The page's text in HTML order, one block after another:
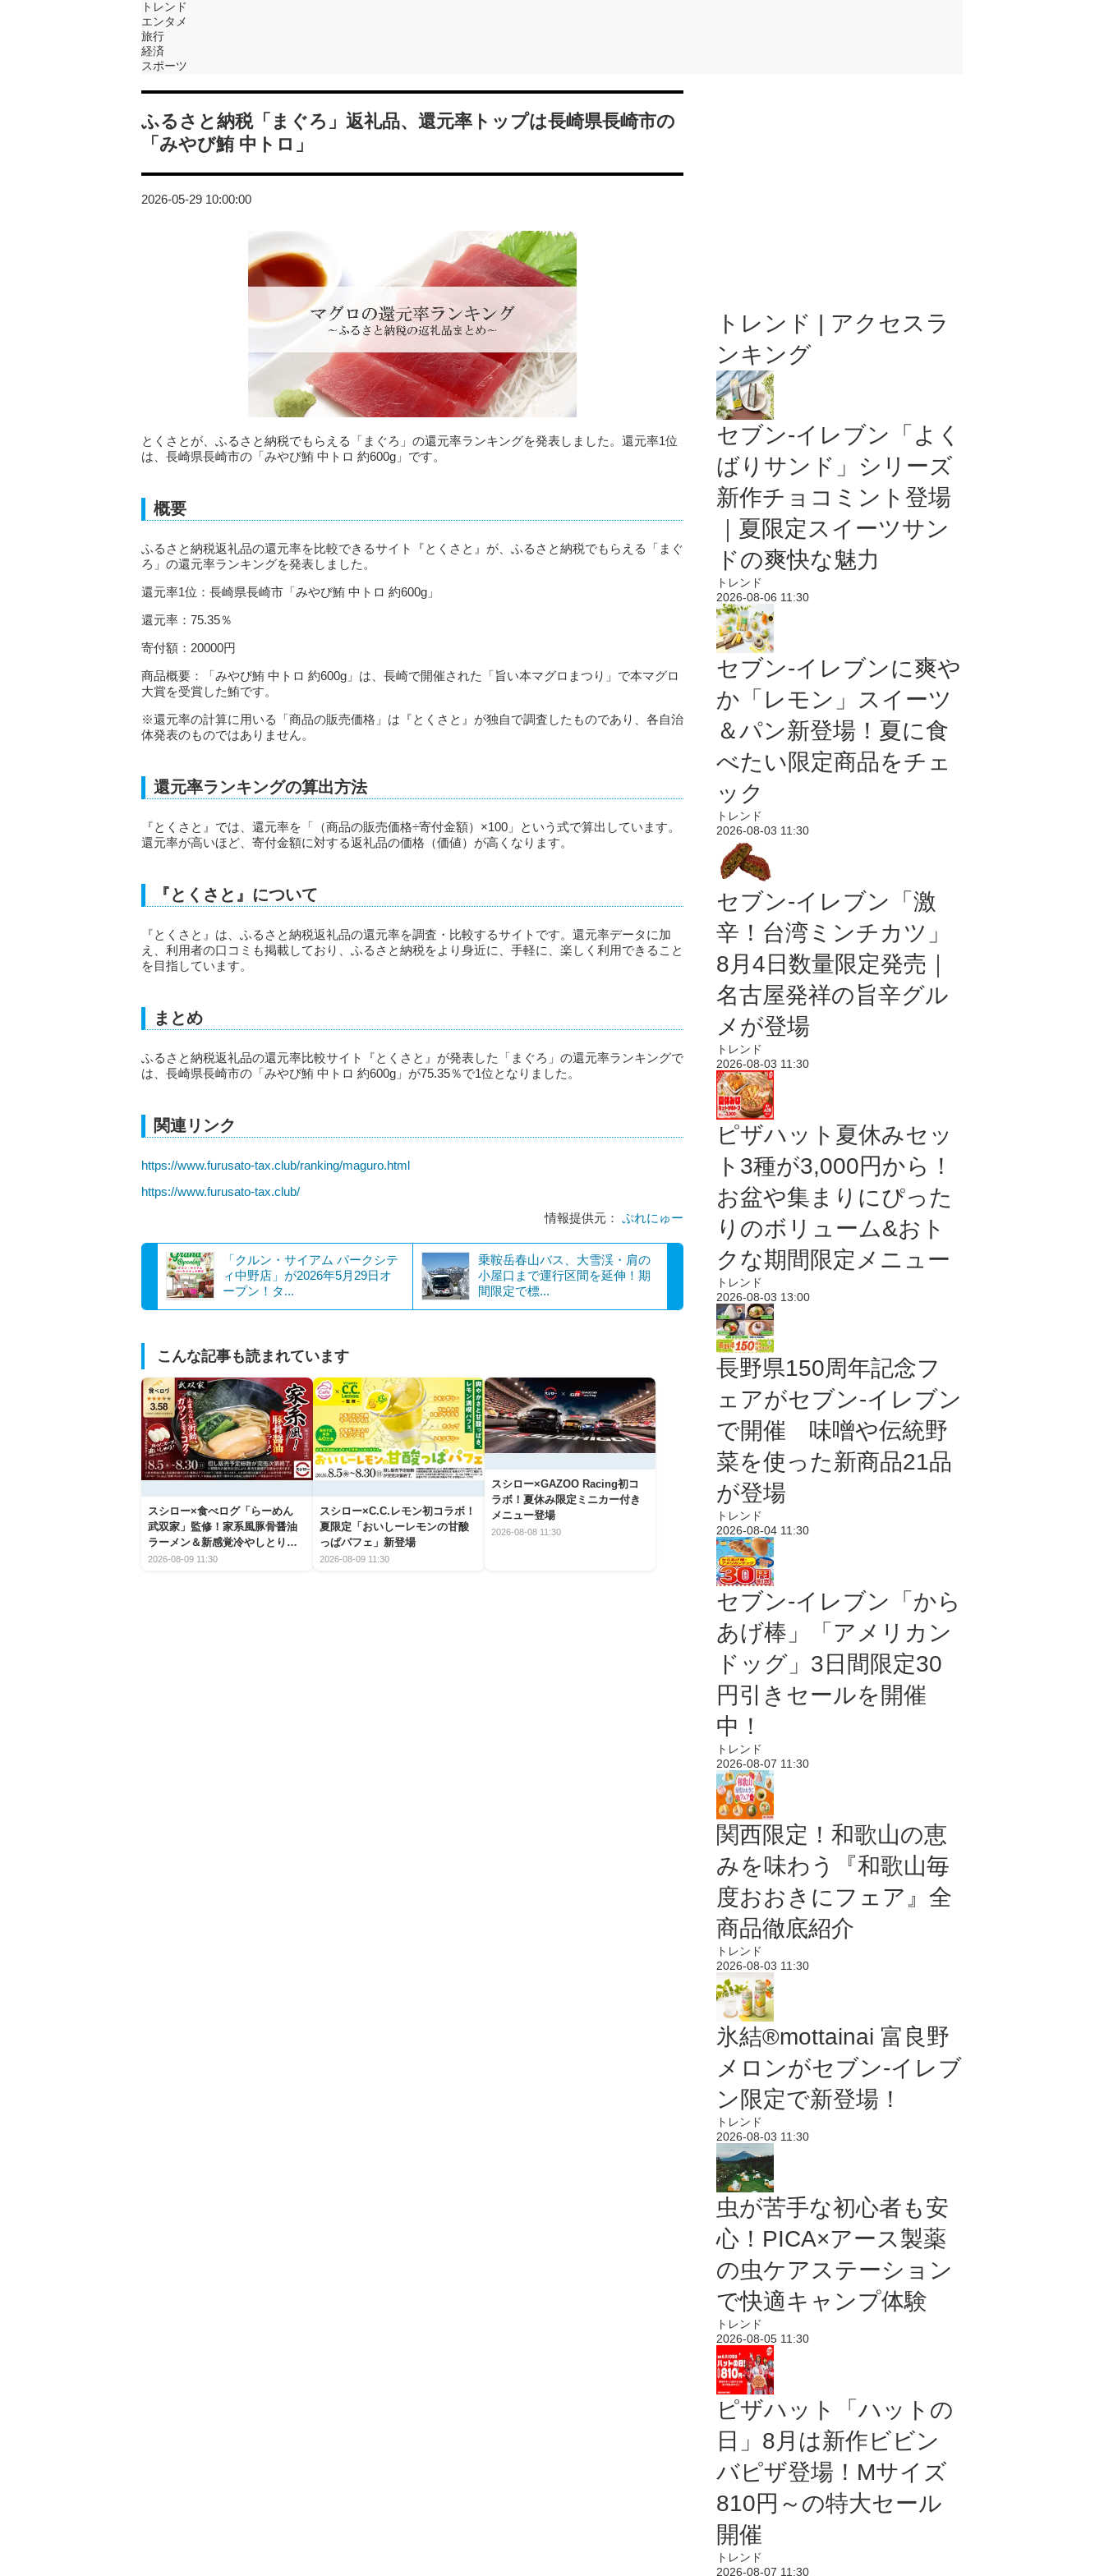
トレンド
エンタメ
旅行
経済
スポーツ
ふるさと納税「まぐろ」返礼品、還元率トップは長崎県長崎市の
「みやび鮪 中トロ」
2026-05-29 10:00:00
とくさとが、ふるさと納税でもらえる「まぐろ」の還元率ランキングを発表しました。還元率1位
は、長崎県長崎市の「みやび鮪 中トロ 約600g」です。
概要
ふるさと納税返礼品の還元率を比較できるサイト『とくさと』が、ふるさと納税でもらえる「まぐ
ろ」の還元率ランキングを発表しました。
還元率1位：長崎県長崎市「みやび鮪 中トロ 約600g」
還元率：75.35％
寄付額：20000円
商品概要：「みやび鮪 中トロ 約600g」は、長崎で開催された「旨い本マグロまつり」で本マグロ
大賞を受賞した鮪です。
※還元率の計算に用いる「商品の販売価格」は『とくさと』が独自で調査したものであり、各自治
体発表のものではありません。
還元率ランキングの算出方法
『とくさと』では、還元率を「（商品の販売価格÷寄付金額）×100」という式で算出しています。
還元率が高いほど、寄付金額に対する返礼品の価格（価値）が高くなります。
『とくさと』について
『とくさと』は、ふるさと納税返礼品の還元率を調査・比較するサイトです。還元率データに加
え、利用者の口コミも掲載しており、ふるさと納税をより身近に、手軽に、楽しく利用できること
を目指しています。
まとめ
ふるさと納税返礼品の還元率比較サイト『とくさと』が発表した「まぐろ」の還元率ランキングで
は、長崎県長崎市の「みやび鮪 中トロ 約600g」が75.35％で1位となりました。
関連リンク
https://www.furusato-tax.club/ranking/maguro.html
https://www.furusato-tax.club/
情報提供元： ぷれにゅー
「クルン・サイアム パークシテ
ィ中野店」が2026年5月29日オ
ープン！タ...
乗鞍岳春山バス、大雪渓・肩の
小屋口まで運行区間を延伸！期
間限定で標...
こんな記事も読まれています
スシロー×食べログ「らーめん
武双家」監修！家系風豚骨醤油
ラーメン＆新感覚冷やしとり天
うどんが新登場
2026-08-09 11:30
スシロー×C.C.レモン初コラボ！
夏限定「おいしーレモンの甘酸
っぱパフェ」新登場
2026-08-09 11:30
スシロー×GAZOO Racing初コ
ラボ！夏休み限定ミニカー付き
メニュー登場
2026-08-08 11:30
トレンド | アクセスラ
ンキング
セブン‐イレブン「よく
ばりサンド」シリーズ
新作チョコミント登場
｜夏限定スイーツサン
ドの爽快な魅力
トレンド
2026-08-06 11:30
セブン‐イレブンに爽や
か「レモン」スイーツ
＆パン新登場！夏に食
べたい限定商品をチェ
ック
トレンド
2026-08-03 11:30
セブン-イレブン「激
辛！台湾ミンチカツ」
8月4日数量限定発売｜
名古屋発祥の旨辛グル
メが登場
トレンド
2026-08-03 11:30
ピザハット夏休みセッ
ト3種が3,000円から！
お盆や集まりにぴった
りのボリューム&おト
クな期間限定メニュー
トレンド
2026-08-03 13:00
長野県150周年記念フ
ェアがセブン-イレブン
で開催 味噌や伝統野
菜を使った新商品21品
が登場
トレンド
2026-08-04 11:30
セブン‐イレブン「から
あげ棒」「アメリカン
ドッグ」3日間限定30
円引きセールを開催
中！
トレンド
2026-08-07 11:30
関西限定！和歌山の恵
みを味わう『和歌山毎
度おおきにフェア』全
商品徹底紹介
トレンド
2026-08-03 11:30
氷結®mottainai 富良野
メロンがセブン‐イレブ
ン限定で新登場！
トレンド
2026-08-03 11:30
虫が苦手な初心者も安
心！PICA×アース製薬
の虫ケアステーション
で快適キャンプ体験
トレンド
2026-08-05 11:30
ピザハット「ハットの
日」8月は新作ビビン
バピザ登場！Mサイズ
810円～の特大セール
開催
トレンド
2026-08-07 11:30